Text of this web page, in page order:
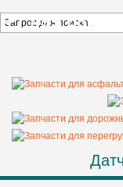
+7 499 685